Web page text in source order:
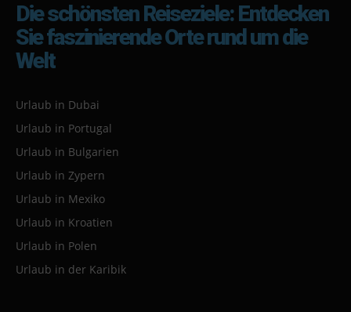
Die schönsten Reiseziele: Entdecken
Sie faszinierende Orte rund um die
Welt
Urlaub in Dubai
Urlaub in Portugal
Urlaub in Bulgarien
Urlaub in Zypern
Urlaub in Mexiko
Urlaub in Kroatien
Urlaub in Polen
Urlaub in der Karibik